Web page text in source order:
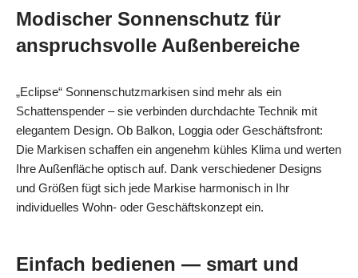
Modischer Sonnenschutz für
anspruchsvolle Außenbereiche
„Eclipse“ Sonnenschutzmarkisen sind mehr als ein
Schattenspender – sie verbinden durchdachte Technik mit
elegantem Design. Ob Balkon, Loggia oder Geschäftsfront:
Die Markisen schaffen ein angenehm kühles Klima und werten
Ihre Außenfläche optisch auf. Dank verschiedener Designs
und Größen fügt sich jede Markise harmonisch in Ihr
individuelles Wohn- oder Geschäftskonzept ein.
Einfach bedienen — smart und